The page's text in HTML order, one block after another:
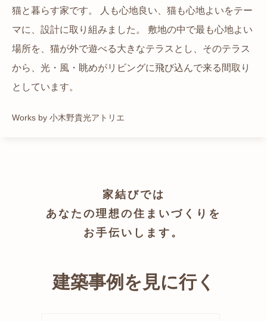
猫と暮らす家です。 人も心地良い、猫も心地よいをテー
マに、設計に取り組みました。 敷地の中で最も心地よい
場所を、猫が外で遊べる大きなテラスとし、そのテラス
から、光・風・眺めがリビングに飛び込んで来る間取り
としています。
Works by 小木野貴光アトリエ
都心でありながらも緑の多いエリアです。 その緑の借景
も取り入れること、窓の配置を工夫することで、光を取
り入れながらも、カーテンを閉じずに生活できる様設計
しています。
自然の中の岩山を切り開いて造った、ワイルドなゲスト
ハウスをイメージした空間が広がる都市型住宅です。
かつての機織り工場が、その趣を残しつつ孫世帯の住居
へと蘇りました。
家結びでは
あなたの理想の住まいづくりを
お手伝いします。
建築事例を見に行く